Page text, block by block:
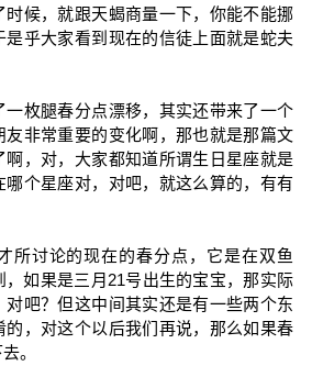
时候，就跟天蝎商量一下，你能不能挪
乎大家看到现在的信徒上面就是蛇夫
一枚腿春分点漂移，其实还带来了一个
友非常重要的变化啊，那也就是那篇文
啊，对，大家都知道所谓生日星座就是
个星座对，对吧，就这么算的，有有
所讨论的现在的春分点，它是在双鱼
，如果是三月21号出生的宝宝，那实际
对吧？但这中间其实还是有一些两个东
的，对这个以后我们再说，那么如果春
。